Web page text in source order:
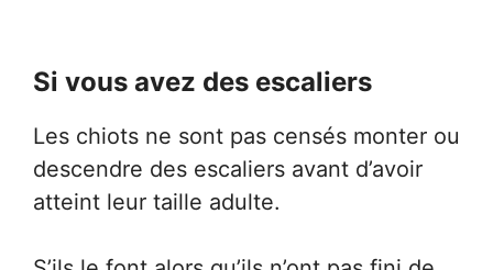
Si vous avez des escaliers
Les chiots ne sont pas censés monter ou
descendre des escaliers avant d’avoir
atteint leur taille adulte.